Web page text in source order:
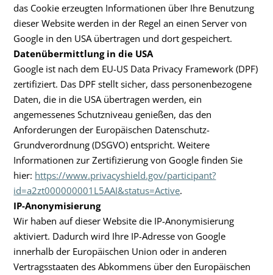
das Cookie erzeugten Informationen über Ihre Benutzung
dieser Website werden in der Regel an einen Server von
Google in den USA übertragen und dort gespeichert.
Datenübermittlung in die USA
Google ist nach dem EU-US Data Privacy Framework (DPF)
zertifiziert. Das DPF stellt sicher, dass personenbezogene
Daten, die in die USA übertragen werden, ein
angemessenes Schutzniveau genießen, das den
Anforderungen der Europäischen Datenschutz-
Grundverordnung (DSGVO) entspricht. Weitere
Informationen zur Zertifizierung von Google finden Sie
hier: https://www.privacyshield.gov/participant?
id=a2zt000000001L5AAI&status=Active.
IP-Anonymisierung
Wir haben auf dieser Website die IP-Anonymisierung
aktiviert. Dadurch wird Ihre IP-Adresse von Google
innerhalb der Europäischen Union oder in anderen
Vertragsstaaten des Abkommens über den Europäischen